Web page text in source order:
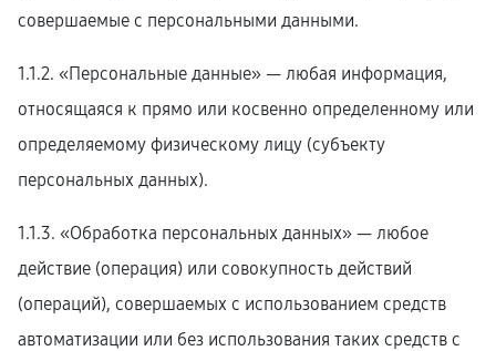
совершаемые с персональными данными.
1.1.2. «Персональные данные» — любая информация,
относящаяся к прямо или косвенно определенному или
определяемому физическому лицу (субъекту
персональных данных).
1.1.3. «Обработка персональных данных» — любое
действие (операция) или совокупность действий
(операций), совершаемых с использованием средств
автоматизации или без использования таких средств с